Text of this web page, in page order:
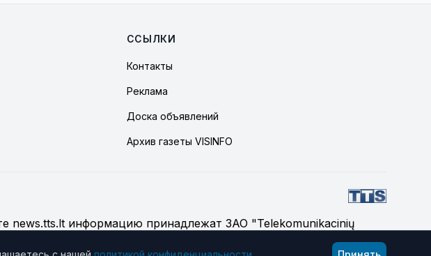
ССЫЛКИ
Контакты
Реклама
Доска объявлений
Архив газеты VISINFO
news.tts.lt информацию принадлежат ЗАО "Telekomunikacinių